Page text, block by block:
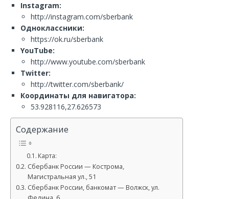
Instagram:
http://instagram.com/sberbank
Одноклассники:
https://ok.ru/sberbank
YouTube:
http://www.youtube.com/sberbank
Twitter:
http://twitter.com/sberbank/
Координаты для навигатора:
53.928116,27.626573
Содержание
Карта:
Сбербанк России — Кострома,
Магистральная ул., 51
Сбербанк России, банкомат — Волжск, ул.